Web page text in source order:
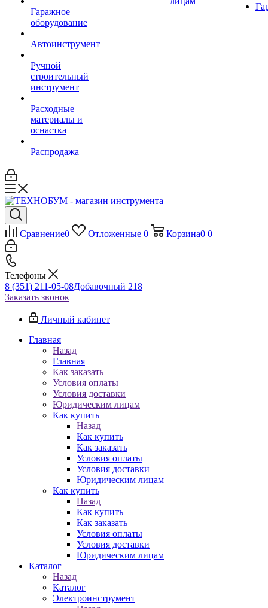
Гаражное
оборудование
Автоинструмент
Ручной
строительный
инструмент
Расходные
материалы и
оснастка
Распродажа
Сравнение0 Отложенные 0 Корзина0 0
Телефоны
8 (351) 211-05-08Добавочный 218
Заказать звонок
Личный кабинет
Главная
Назад
Главная
Как заказать
Условия оплаты
Условия доставки
Юридическим лицам
Как купить
Назад
Как купить
Как заказать
Условия оплаты
Условия доставки
Юридическим лицам
Как купить
Назад
Как купить
Как заказать
Условия оплаты
Условия доставки
Юридическим лицам
Каталог
Назад
Каталог
Электроинструмент